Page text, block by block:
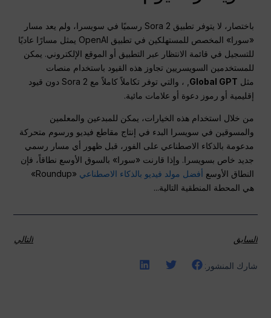
باختصار، لا يتوفر تطبيق Sora 2 رسميًا في سويسرا، ولم يعد مسار
«سورا» المخصص للمستهلكين في تطبيق OpenAI يمثل مسارًا عاديًا
للتسجيل في قائمة الانتظار عبر التطبيق أو الموقع الإلكتروني. يمكن
للمستخدمين السويسريين تجاوز هذه القيود باستخدام منصات
مثل Global GPT
, ، والتي توفر تكاملاً كاملاً مع Sora 2 دون قيود
إقليمية أو رموز دعوة أو علامات مائية.
من خلال استخدام هذه الخيارات، يمكن للمبدعين والمعلمين
والمسوقين في سويسرا البدء في إنتاج مقاطع فيديو ورسوم متحركة
مدعومة بالذكاء الاصطناعي على الفور، قبل ظهور أي مسار رسمي
جديد خاص بسويسرا. وإذا قارنت «سورا» بالسوق الأوسع نطاقاً، فإن
النطاق الأوسع أفضل مولد فيديو بالذكاء الاصطناعي
«Roundup»
هي المحطة المنطقية التالية...
السابق التالي
شارك المنشور: